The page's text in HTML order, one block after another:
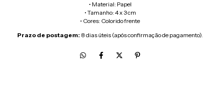
• Material: Papel
• Tamanho: 4 x 3 cm
• Cores: Colorido frente
Prazo de postagem: 8 dias úteis (após confirmação de pagamento).